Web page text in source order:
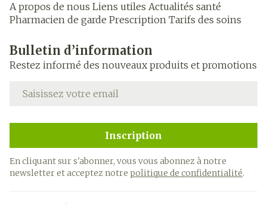
A propos de nous Liens utiles Actualités santé
Pharmacien de garde Prescription Tarifs des soins
Bulletin d’information
Restez informé des nouveaux produits et promotions
Adresse mail
Inscription
En cliquant sur s'abonner, vous vous abonnez à notre
newsletter et acceptez notre politique de confidentialité.